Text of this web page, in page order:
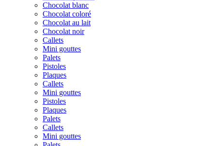
Chocolat blanc
Chocolat coloré
Chocolat au lait
Chocolat noir
Callets
Mini gouttes
Palets
Pistoles
Plaques
Callets
Mini gouttes
Pistoles
Plaques
Palets
Callets
Mini gouttes